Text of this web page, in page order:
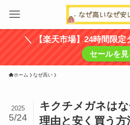
＼ 【楽天市場】24時間限定
セールを見
ホーム なぜ高い
キクチメガネは
理由と安く買う方
2025
5/24